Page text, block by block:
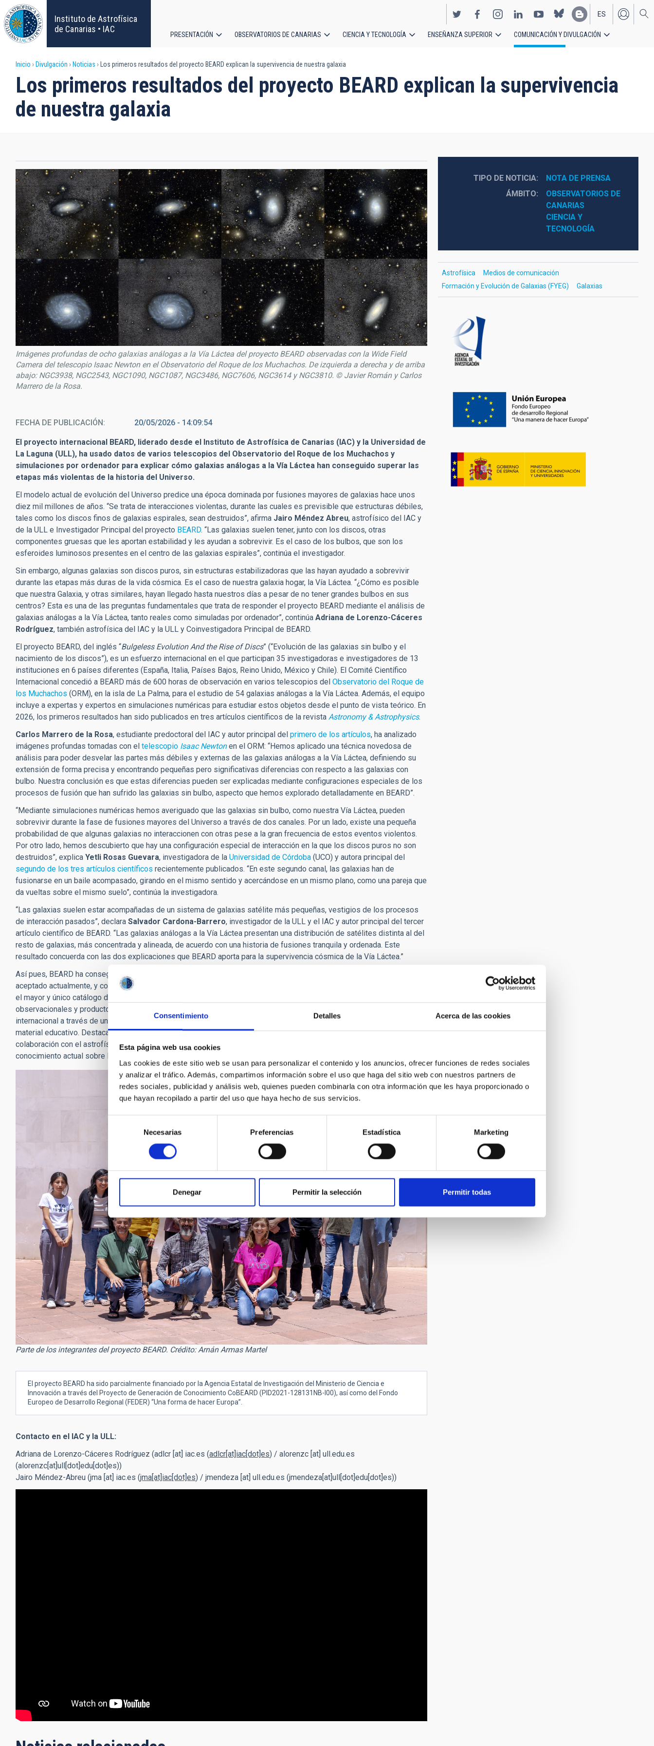
Consentimiento Detalles Acerca de las cookies
Esta página web usa cookies
Las cookies de este sitio web se usan para personalizar el contenido y los anuncios, ofrecer funciones de redes sociales
y analizar el tráfico. Además, compartimos información sobre el uso que haga del sitio web con nuestros partners de
redes sociales, publicidad y análisis web, quienes pueden combinarla con otra información que les haya proporcionado o
que hayan recopilado a partir del uso que haya hecho de sus servicios.
consentimiento
Necesarias Preferencias Estadística Marketing
Denegar Permitir la selección Permitir todas
Pasar
al
contenido
principal
Instituto de Astrofísica
de Canarias • IAC
EN
ES
principal
PRESENTACIÓN OBSERVATORIOS DE CANARIAS CIENCIA Y TECNOLOGÍA ENSEÑANZA SUPERIOR COMUNICACIÓN Y DIVULGACIÓN
Sobrescribir
enlaces
de
a
la
navegación
Inicio Divulgación Noticias Los primeros resultados del proyecto BEARD explican la supervivencia de nuestra galaxia
Los primeros resultados del proyecto BEARD explican la supervivencia
de nuestra galaxia
Imágenes profundas de ocho galaxias análogas a la Vía Láctea del proyecto BEARD observadas con la Wide Field
Camera del telescopio Isaac Newton en el Observatorio del Roque de los Muchachos. De izquierda a derecha y de arriba
abajo: NGC3938, NGC2543, NGC1090, NGC1087, NGC3486, NGC7606, NGC3614 y NGC3810. © Javier Román y Carlos
Marrero de la Rosa.
FECHA DE PUBLICACIÓN 20/05/2026 - 14:09:54
El proyecto internacional BEARD, liderado desde el Instituto de Astrofísica de Canarias (IAC) y la Universidad de
La Laguna (ULL), ha usado datos de varios telescopios del Observatorio del Roque de los Muchachos y
simulaciones por ordenador para explicar cómo galaxias análogas a la Vía Láctea han conseguido superar las
etapas más violentas de la historia del Universo.
El modelo actual de evolución del Universo predice una época dominada por fusiones mayores de galaxias hace unos
diez mil millones de años. “Se trata de interacciones violentas, durante las cuales es previsible que estructuras débiles,
tales como los discos finos de galaxias espirales, sean destruidos”, afirma Jairo Méndez Abreu, astrofísico del IAC y
de la ULL e Investigador Principal del proyecto BEARD. “Las galaxias suelen tener, junto con los discos, otras
componentes gruesas que les aportan estabilidad y les ayudan a sobrevivir. Es el caso de los bulbos, que son los
esferoides luminosos presentes en el centro de las galaxias espirales”, continúa el investigador.
Sin embargo, algunas galaxias son discos puros, sin estructuras estabilizadoras que las hayan ayudado a sobrevivir
durante las etapas más duras de la vida cósmica. Es el caso de nuestra galaxia hogar, la Vía Láctea. “¿Cómo es posible
que nuestra Galaxia, y otras similares, hayan llegado hasta nuestros días a pesar de no tener grandes bulbos en sus
centros? Esta es una de las preguntas fundamentales que trata de responder el proyecto BEARD mediante el análisis de
galaxias análogas a la Vía Láctea, tanto reales como simuladas por ordenador”, continúa Adriana de Lorenzo-Cáceres
Rodríguez, también astrofísica del IAC y la ULL y Coinvestigadora Principal de BEARD.
El proyecto BEARD, del inglés “Bulgeless Evolution And the Rise of Discs” (“Evolución de las galaxias sin bulbo y el
nacimiento de los discos”), es un esfuerzo internacional en el que participan 35 investigadoras e investigadores de 13
instituciones en 6 países diferentes (España, Italia, Países Bajos, Reino Unido, México y Chile). El Comité Científico
Internacional concedió a BEARD más de 600 horas de observación en varios telescopios del Observatorio del Roque de
los Muchachos (ORM), en la isla de La Palma, para el estudio de 54 galaxias análogas a la Vía Láctea. Además, el equipo
incluye a expertas y expertos en simulaciones numéricas para estudiar estos objetos desde el punto de vista teórico. En
2026, los primeros resultados han sido publicados en tres artículos científicos de la revista Astronomy & Astrophysics.
Carlos Marrero de la Rosa, estudiante predoctoral del IAC y autor principal del primero de los artículos, ha analizado
imágenes profundas tomadas con el telescopio Isaac Newtonen el ORM: “Hemos aplicado una técnica novedosa de
análisis para poder desvelar las partes más débiles y externas de las galaxias análogas a la Vía Láctea, definiendo su
extensión de forma precisa y encontrando pequeñas pero significativas diferencias con respecto a las galaxias con
bulbo. Nuestra conclusión es que estas diferencias pueden ser explicadas mediante configuraciones especiales de los
procesos de fusión que han sufrido las galaxias sin bulbo, aspecto que hemos explorado detalladamente en BEARD”.
“Mediante simulaciones numéricas hemos averiguado que las galaxias sin bulbo, como nuestra Vía Láctea, pueden
sobrevivir durante la fase de fusiones mayores del Universo a través de dos canales. Por un lado, existe una pequeña
probabilidad de que algunas galaxias no interaccionen con otras pese a la gran frecuencia de estos eventos violentos.
Por otro lado, hemos descubierto que hay una configuración especial de interacción en la que los discos puros no son
destruidos”, explica Yetli Rosas Guevara, investigadora de la Universidad de Córdoba (UCO) y autora principal del
segundo de los tres artículos científicos recientemente publicados. “En este segundo canal, las galaxias han de
fusionarse en un baile acompasado, girando en el mismo sentido y acercándose en un mismo plano, como una pareja que
da vueltas sobre el mismo suelo”, continúa la investigadora.
“Las galaxias suelen estar acompañadas de un sistema de galaxias satélite más pequeñas, vestigios de los procesos
de interacción pasados”, declara Salvador Cardona-Barrero, investigador de la ULL y el IAC y autor principal del tercer
artículo científico de BEARD. “Las galaxias análogas a la Vía Láctea presentan una distribución de satélites distinta al del
resto de galaxias, más concentrada y alineada, de acuerdo con una historia de fusiones tranquila y ordenada. Este
resultado concuerda con las dos explicaciones que BEARD aporta para la supervivencia cósmica de la Vía Láctea.”
Así pues, BEARD ha conseguido explicar la existencia de galaxias como la Vía Láctea en el modelo del Universo
aceptado actualmente, y continúa estudiando otros aspectos de la vida de estos objetos. Para ello, el equipo ha creado
el mayor y único catálogo de galaxias análogas a la Vía Láctea disponible hasta la fecha. Todos los datos
observacionales y productos de los análisis están siendo puestos a disponibilidad de la comunidad científica
internacional a través de un
archivo públicoalojado en la página web del proyecto, donde también se puede encontrar
material educativo. Destaca en este ámbito laserie de cinco cómics“La batalla de las galaxias”, realizada en
colaboración con el astrofísico, docente y artista Luis G. Leiva y orientada a acercar al estudiantado de secundaria el
conocimiento actual sobre las galaxias espirales en general y nuestra Vía Láctea en particular.
Parte de los integrantes del proyecto BEARD. Crédito: Arnán Armas Martel
El proyecto BEARD ha sido parcialmente financiado por la Agencia Estatal de Investigación del Ministerio de Ciencia e
Innovación a través del Proyecto de Generación de Conocimiento CoBEARD (PID2021-128131NB-I00), así como del Fondo
Europeo de Desarrollo Regional (FEDER) “Una forma de hacer Europa”.
Contacto en el IAC y la ULL:
Adriana de Lorenzo-Cáceres Rodríguez (adlcr [at] iac.es (adlcr[at]iac[dot]es) / alorenzc [at] ull.edu.es
(alorenzc[at]ull[dot]edu[dot]es))
Jairo Méndez-Abreu (jma [at] iac.es (jma[at]iac[dot]es) / jmendeza [at] ull.edu.es (jmendeza[at]ull[dot]edu[dot]es))
TIPO DE NOTICIA
NOTA DE PRENSA
ÁMBITO
OBSERVATORIOS DE
CANARIAS
CIENCIA Y
TECNOLOGÍA
Astrofísica
Medios de comunicación
Formación y Evolución de Galaxias (FYEG)
Galaxias